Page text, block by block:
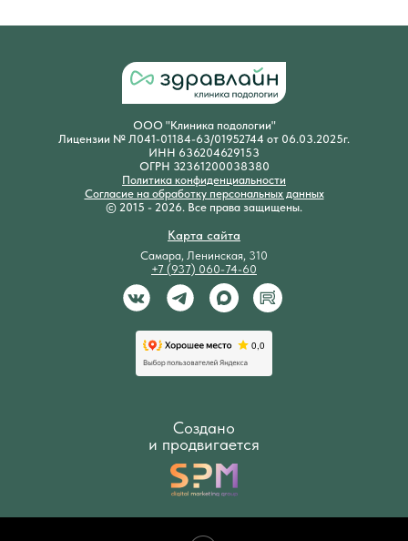
Самара, Ленинская, 310
+7 (937) 060-74-60
Создано
и продвигается
Карта сайта
ООО "Клиника подологии"
Лицензии № Л041-01184-63/01952744 от 06.03.2025г.
ИНН 636204629153
ОГРН 32361200038380
Политика конфиденциальности
Согласие на обработку персональных данных
© 2015 - 2026. Все права защищены.